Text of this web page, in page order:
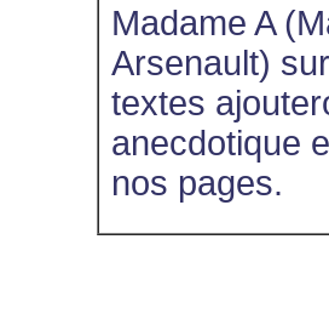
Madame A
Arsenault)
textes
anecdotique
nos pages.